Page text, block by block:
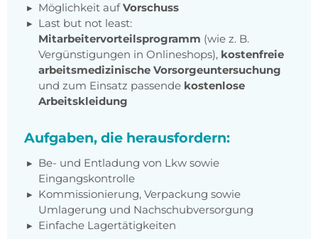
Möglichkeit aufVorschuss
Last but not least:
Mitarbeitervorteilsprogramm (wie z. B.
Vergünstigungen in Onlineshops), kostenfreie
arbeitsmedizinische Vorsorgeuntersuchung
und zum Einsatz passende kostenlose
Arbeitskleidung
Aufgaben, die herausfordern:
Be- und Entladung von Lkw sowie
Eingangskontrolle
Kommissionierung, Verpackung sowie
Umlagerung und Nachschubversorgung
Einfache Lagertätigkeiten